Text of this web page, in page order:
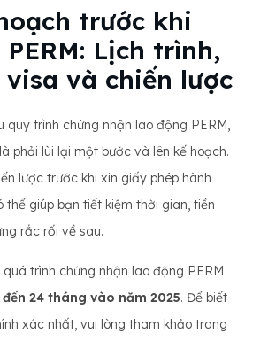
trước khi
Lịch trình,
và chiến lược
quy trình chứng nhận lao động PERM,
phải lùi lại một bước và lên kế hoạch.
lược trước khi xin giấy phép hành
thể giúp bạn tiết kiệm thời gian, tiền
rắc rối về sau.
trình chứng nhận lao động PERM
đến 24 tháng vào năm 2025. Để biết
xác nhất, vui lòng tham khảo trang